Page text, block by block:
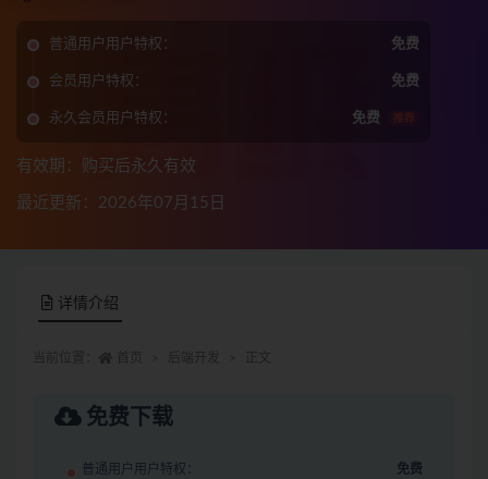
普通用户用户特权： 免费
会员用户特权： 免费
永久会员用户特权： 免费 推荐
有效期：购买后永久有效
最近更新：2026年07月15日
详情介绍
免费下载
普通用户用户特权： 免费